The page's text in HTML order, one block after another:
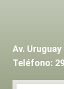
Av.
Teléfono: